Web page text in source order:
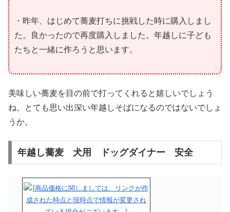
・昨年、はじめて蕎麦打ちに挑戦した時に購入しまし
た。良かったので再度購入しました。年越しに子ども
たちと一緒に作ろうと思います。
美味しい蕎麦を目の前で打ってくれると嬉しいでしょう
ね。とても思い出深い年越しそばになるのではないでしょ
うか。
年越し蕎麦 犬用 ドッグダイナー 安全